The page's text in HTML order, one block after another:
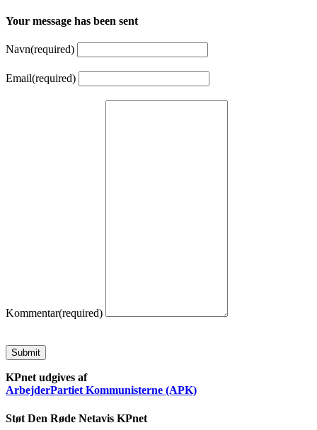
Your message has been sent
Navn(required)
Email(required)
Kommentar(required)
Submit
KPnet udgives af
ArbejderPartiet Kommunisterne (APK)
Støt Den Røde Netavis KPnet